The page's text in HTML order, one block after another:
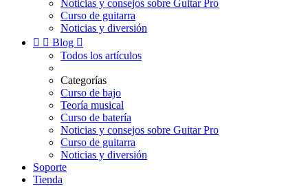
Noticias y consejos sobre Guitar Pro
Curso de guitarra
Noticias y diversión
  Blog 
Todos los artículos
Categorías
Curso de bajo
Teoría musical
Curso de batería
Noticias y consejos sobre Guitar Pro
Curso de guitarra
Noticias y diversión
Soporte
Tienda